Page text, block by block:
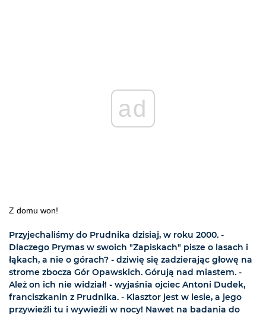
ad
Z domu won!
Przyjechaliśmy do Prudnika dzisiaj, w roku 2000. -
Dlaczego Prymas w swoich "Zapiskach" pisze o lasach i
łąkach, a nie o górach? - dziwię się zadzierając głowę na
strome zbocza Gór Opawskich. Górują nad miastem. -
Ależ on ich nie widział! - wyjaśnia ojciec Antoni Dudek,
franciszkanin z Prudnika. - Klasztor jest w lesie, a jego
przywieźli tu i wywieźli w nocy! Nawet na badania do